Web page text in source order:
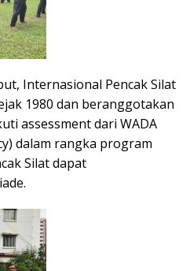
Internasional Pencak Silat
1980 dan beranggotakan
assessment dari WADA
dalam rangka program
Silat dapat